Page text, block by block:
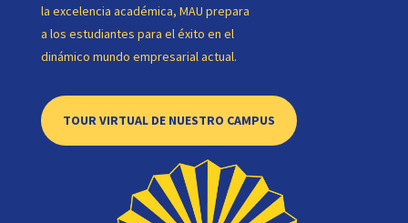
la excelencia académica, MAU prepara
a los estudiantes para el éxito en el
dinámico mundo empresarial actual.
TOUR VIRTUAL DE NUESTRO CAMPUS